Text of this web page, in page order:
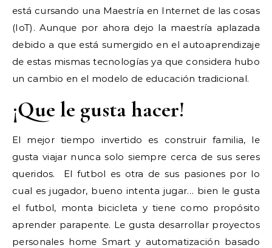
está cursando una Maestría en Internet de las cosas
(IoT). Aunque por ahora dejo la maestría aplazada
debido a que está sumergido en el autoaprendizaje
de estas mismas tecnologías ya que considera hubo
un cambio en el modelo de educación tradicional.
¡Que le gusta hacer!
El mejor tiempo invertido es construir familia, le
gusta viajar nunca solo siempre cerca de sus seres
queridos. El futbol es otra de sus pasiones por lo
cual es jugador, bueno intenta jugar… bien le gusta
el futbol, monta bicicleta y tiene como propósito
aprender parapente. Le gusta desarrollar proyectos
personales home Smart y automatización basado